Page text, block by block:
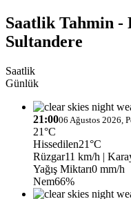
Saatlik Tahmin -
Sultandere
Saatlik
Günlük
21:0006 Ağustos 2026,
21°C
Hissedilen21°C
Rüzgar11 km/h |
Yağış Miktarı0 mm/h
Nem66%